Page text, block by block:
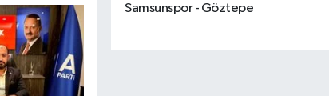
Samsunspor - Göztepe